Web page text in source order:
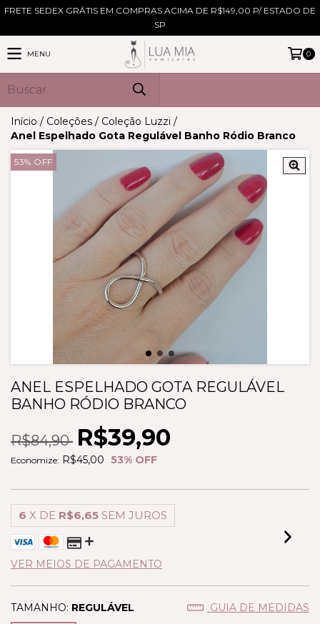
FRETE SEDEX GRÁTIS EM COMPRAS ACIMA DE R$149,00 P/ ESTADO DE
SP
MENU 0
Início / Coleções / Coleção Luzzi /
Anel Espelhado Gota Regulável Banho Ródio Branco
53% OFF
ANEL ESPELHADO GOTA REGULÁVEL
BANHO RÓDIO BRANCO
R$84,90 R$39,90
Economize: R$45,00 53% OFF
6 X DE R$6,65 SEM JUROS
VER MEIOS DE PAGAMENTO
TAMANHO: REGULÁVEL
GUIA DE MEDIDAS